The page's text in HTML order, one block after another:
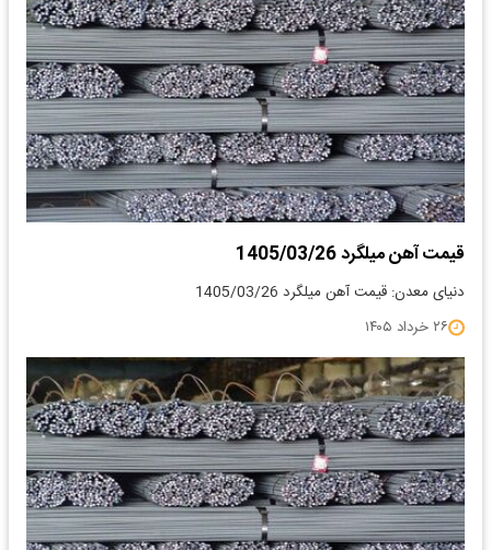
قیمت آهن میلگرد 1405/03/26
دنیای معدن: قیمت آهن میلگرد 1405/03/26
۲۶ خرداد ۱۴۰۵